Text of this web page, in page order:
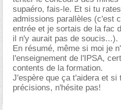
supaéro, fais-le. Et si tu
admissions parallèles (c'est
entrée et je sortais de la fac
il n'y aurait pas de soucis...).
En résumé, même si moi je
l'enseignement de l'IPSA,
contents de la formation.
J'espère que ça t'aidera et si
précisions, n'hésite pas!